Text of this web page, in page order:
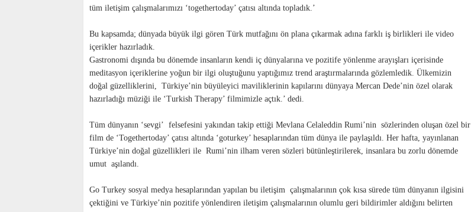
tüm iletişim çalışmalarımızı ‘togethertoday’ çatısı altında topladık.’
Bu kapsamda; dünyada büyük ilgi gören Türk mutfağını ön plana çıkarmak adına farklı iş birlikleri ile video
içerikler hazırladık.
Gastronomi dışında bu dönemde insanların kendi iç dünyalarına ve pozitife yönlenme arayışları içerisinde
meditasyon içeriklerine yoğun bir ilgi oluştuğunu yaptığımız trend araştırmalarında gözlemledik. Ülkemizin
doğal güzelliklerini, Türkiye’nin büyüleyici maviliklerinin kapılarını dünyaya Mercan Dede’nin özel olarak
hazırladığı müziği ile ‘Turkish Therapy’ filmimizle açtık.’ dedi.
Tüm dünyanın ‘sevgi’ felsefesini yakından takip ettiği Mevlana Celaleddin Rumi’nin sözlerinden oluşan özel bir
film de ‘Togethertoday’ çatısı altında ‘goturkey’ hesaplarından tüm dünya ile paylaşıldı. Her hafta, yayınlanan
Türkiye’nin doğal güzellikleri ile Rumi’nin ilham veren sözleri bütünleştirilerek, insanlara bu zorlu dönemde
umut aşılandı.
Go Turkey sosyal medya hesaplarından yapılan bu iletişim çalışmalarının çok kısa sürede tüm dünyanın ilgisini
çektiğini ve Türkiye’nin pozitife yönlendiren iletişim çalışmalarının olumlu geri bildirimler aldığını belirten